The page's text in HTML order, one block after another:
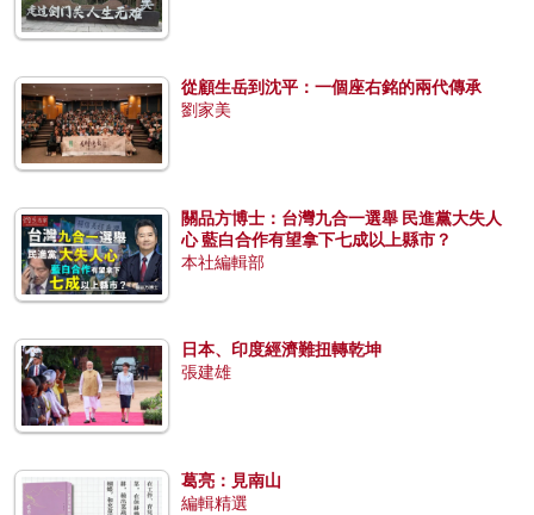
從顧生岳到沈平：一個座右銘的兩代傳承
劉家美
關品方博士：台灣九合一選舉 民進黨大失人
心 藍白合作有望拿下七成以上縣市？
本社編輯部
日本、印度經濟難扭轉乾坤
張建雄
葛亮：見南山
編輯精選